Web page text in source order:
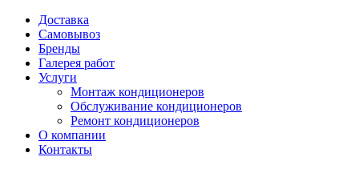
Доставка
Самовывоз
Бренды
Галерея работ
Услуги
Монтаж кондиционеров
Обслуживание кондиционеров
Ремонт кондиционеров
О компании
Контакты